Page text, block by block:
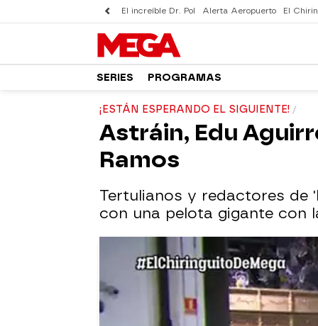
El increíble Dr. Pol Alerta Aeropuerto El
SERIES PROGRAMAS
¡ESTÁN ESPERANDO EL SIGUIENTE!
Astráin, Edu
Ramos
Tertulianos y redactores de
con una pelota gigante con